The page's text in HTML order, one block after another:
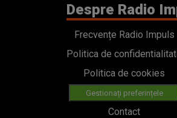
Despre Radio
Frecvențe Radio Impuls
Politica de
Politica de cookies
Gestionați preferințele
Contact